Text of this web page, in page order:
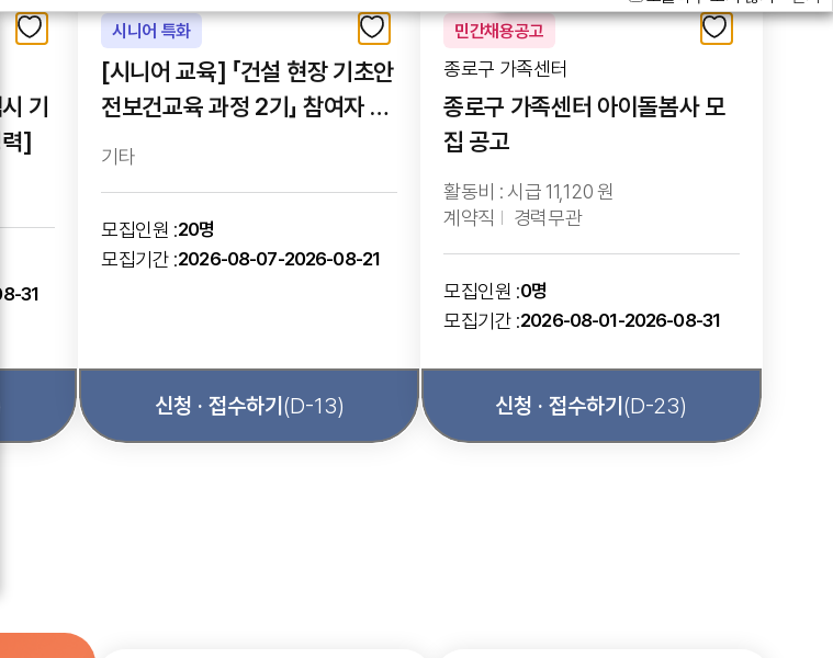
기
]
31
시니어 특화
[시니어 교육] 「건설 현장 기초안
전보건교육 과정 2기」 참여자 모
집 공고
기타
모집인원 :20명
모집기간 :2026-08-07-2026-08-21
신청 · 접수하기 (D-13)
민간채용공고
종로구 가족센터
종로구 가족센터 아이돌봄사 모
집 공고
활동비 : 시급 11,120 원
계약직
경력무관
모집인원 :0명
모집기간 :2026-08-01-2026-08-31
신청 · 접수하기 (D-23)